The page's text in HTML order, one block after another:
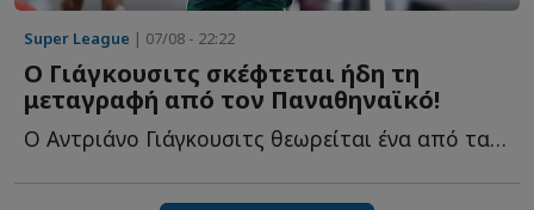
Super League | 07/08 - 22:22
Ο Γιάγκουσιτς σκέφτεται ήδη τη
μεταγραφή από τον Παναθηναϊκό!
Ο Αντριάνο Γιάγκουσιτς θεωρείται ένα από τα μεγαλύτερα π...